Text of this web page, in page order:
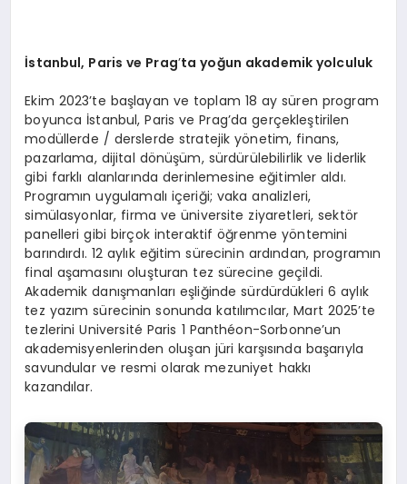
İstanbul, Paris ve Prag’ta yoğun akademik yolculuk
Ekim 2023’te başlayan ve toplam 18 ay süren program
boyunca İstanbul, Paris ve Prag’da gerçekleştirilen
modüllerde / derslerde stratejik yönetim, finans,
pazarlama, dijital dönüşüm, sürdürülebilirlik ve liderlik
gibi farklı alanlarında derinlemesine eğitimler aldı.
Programın uygulamalı içeriği; vaka analizleri,
simülasyonlar, firma ve üniversite ziyaretleri, sektör
panelleri gibi birçok interaktif öğrenme yöntemini
barındırdı. 12 aylık eğitim sürecinin ardından, programın
final aşamasını oluşturan tez sürecine geçildi.
Akademik danışmanları eşliğinde sürdürdükleri 6 aylık
tez yazım sürecinin sonunda katılımcılar, Mart 2025’te
tezlerini Université Paris 1 Panthéon-Sorbonne’un
akademisyenlerinden oluşan jüri karşısında başarıyla
savundular ve resmi olarak mezuniyet hakkı
kazandılar.